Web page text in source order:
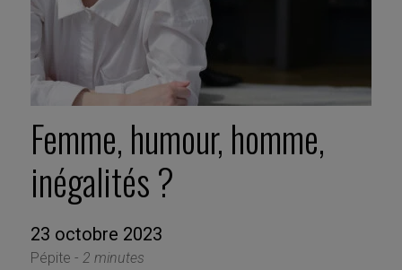
Femme, humour, homme,
inégalités ?
23 octobre 2023
Pépite - 2 minutes